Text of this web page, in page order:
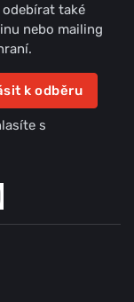
také
nebo mailing
k odběru
s